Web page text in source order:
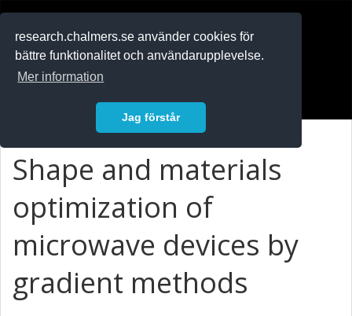
research.chalmers.se använder cookies för
bättre funktionalitet och användarupplevelse.
Mer information
Jag förstår
Shape and materials
optimization of
microwave devices by
gradient methods